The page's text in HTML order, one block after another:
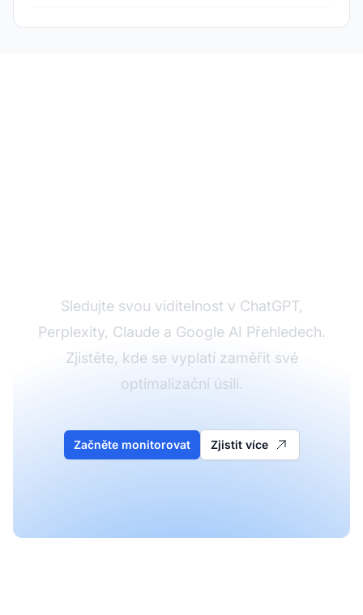
Sledujte svou viditelnost v ChatGPT,
Perplexity, Claude a Google AI Přehledech.
Zjistěte, kde se vyplatí zaměřit své
optimalizační úsilí.
Začněte monitorovat Zjistit více